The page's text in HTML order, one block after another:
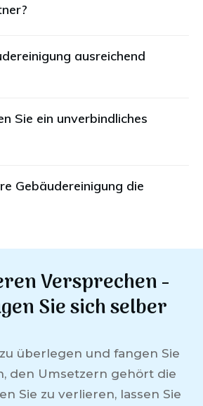
ausreichend
Sie ein unverbindliches
Gebäudereinigung die
Versprechen -
Sie sich selber
überlegen und fangen Sie
den Umsetzern gehört die
Sie zu verlieren, lassen Sie